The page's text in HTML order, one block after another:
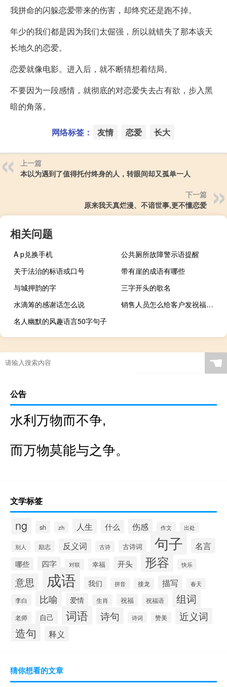
我拼命的闪躲恋爱带来的伤害，却终究还是跑不掉。
年少的我们都是因为我们太倔强，所以就错失了那本该天
长地久的恋爱。
恋爱就像电影。进入后，就不断猜想着结局。
不要因为一段感情，就彻底的对恋爱失去占有欲，步入黑
暗的角落。
网络标签： 友情 恋爱 长大
上一篇
本以为遇到了值得托付终身的人，转眼间却又孤单一人
下一篇
原来我天真烂漫、不谙世事,更不懂恋爱
相关问题
A p兑换手机
公共厕所故障警示语提醒
关于法治的标语或口号
带有崖的成语有哪些
与城押韵的字
三字开头的歌名
水滴筹的感谢话怎么说
销售人员怎么给客户发祝福短信
名人幽默的风趣语言50字句子
☚
公告
水利万物而不争,
而万物莫能与之争。
文学标签
ng sh zh 人生 什么 伤感 作文 出处
别人 励志 反义词 古诗 古诗词 句子 名言
哪些 四字 对联 幸福 开头 形容 快乐
意思 成语 我们 拼音 接龙 描写 春天
李白 比喻 爱情 生肖 祝福 祝福语 组词
老师 自己 词语 诗句 诗词 赞美 近义词
造句 释义
猜你想看的文章